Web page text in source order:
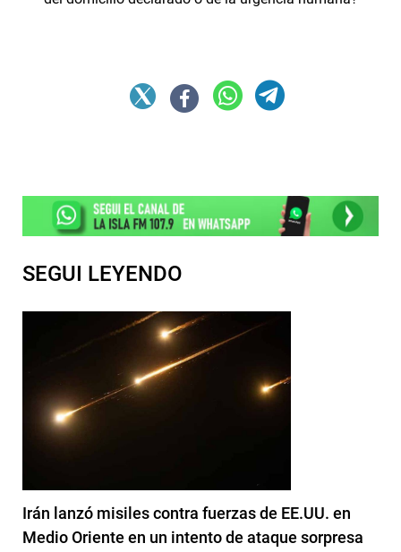
SEGUI LEYENDO
Irán lanzó misiles contra fuerzas de EE.UU. en
Medio Oriente en un intento de ataque sorpresa